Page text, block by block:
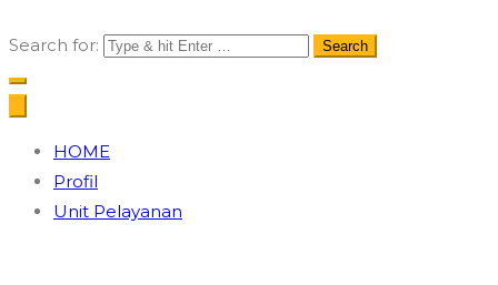
Search for:
HOME
Profil
Unit Pelayanan